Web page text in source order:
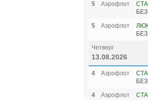
5
Аэрофлот
5
Аэрофлот
Четверг
13.08.2026
4 Аэрофлот
4
Аэрофлот